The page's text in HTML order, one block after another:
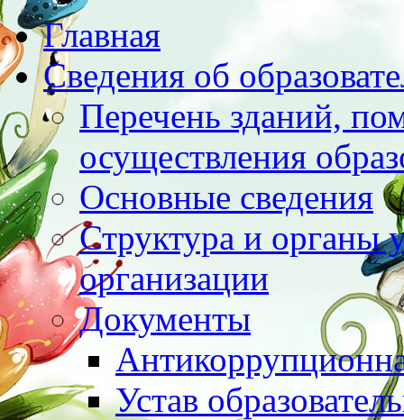
Главная
Сведения об
Перечень зданий,
осуществления
Основные сведения
Структура и органы
организации
Документы
Устав